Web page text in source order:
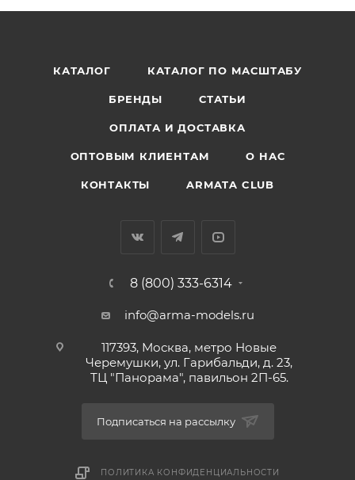
КАТАЛОГ КАТАЛОГ ПО МАСШТАБУ
БРЕНДЫ СТАТЬИ
ОПЛАТА И ДОСТАВКА
ОПТОВЫМ КЛИЕНТАМ О НАС
КОНТАКТЫ ARMATA CLUB
8 (800) 333-6314
info@arma-models.ru
117393, Москва, метро Новые
Черемушки, ул. Гарибальди, д. 23,
ТЦ "Панорама", павильон 2П-65.
Подписаться на рассылку
ПОЛИТИКА КОНФИДЕНЦИАЛЬНОСТИ